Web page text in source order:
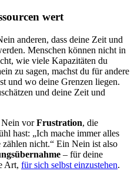
wert
anderen, dass deine Zeit und
Menschen können nicht in
wie viele Kapazitäten du
zu sagen, machst du für andere
und wo deine Grenzen liegen.
und deine Zeit und
Nein vorFrustration, die
hast: „Ich mache immer alles
nicht.“ Ein Nein ist also
– für deine
Art, für sich selbst einzustehen.